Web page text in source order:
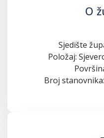
O
Sjedište
Položaj:
Broj